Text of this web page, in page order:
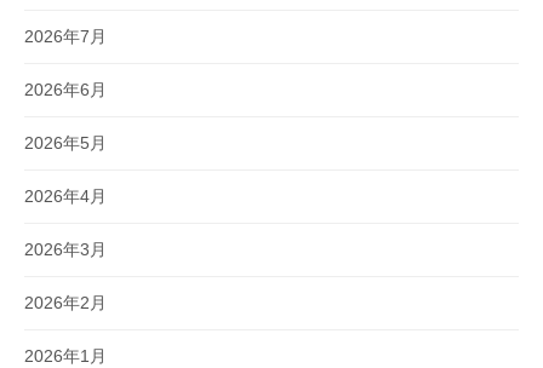
2026年7月
2026年6月
2026年5月
2026年4月
2026年3月
2026年2月
2026年1月